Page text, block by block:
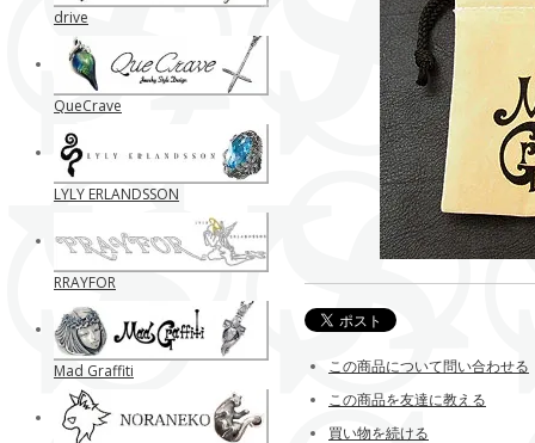
この商品について問い合わせる
この商品を友達に教える
買い物を続ける
drive
QueCrave
LYLY ERLANDSSON
RRAYFOR
Mad Graffiti